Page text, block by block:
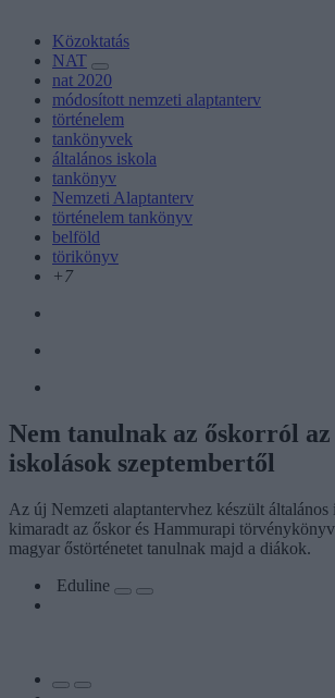
Közoktatás
NAT
nat 2020
módosított nemzeti alaptanterv
történelem
tankönyvek
általános iskola
tankönyv
Nemzeti Alaptanterv
történelem tankönyv
belföld
törikönyv
+7
Nem tanulnak az őskorról
iskolások szeptembertől
Az új Nemzeti alaptantervhez készült
kimaradt az őskor és Hammurapi
magyar őstörténetet tanulnak majd a diákok.
Eduline